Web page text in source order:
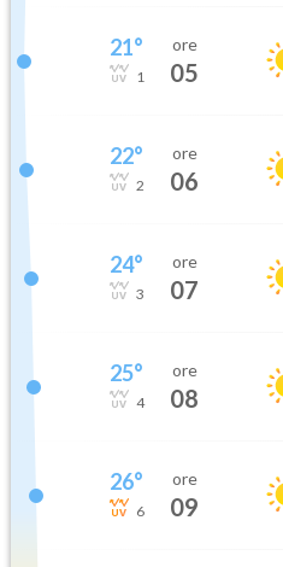
21°
1
ore
05
22°
2
ore
06
24°
3
ore
07
25°
4
ore
08
26°
6
ore
09